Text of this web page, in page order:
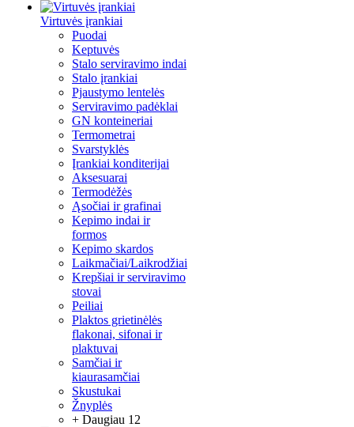
Virtuvės įrankiai
Puodai
Keptuvės
Stalo serviravimo indai
Stalo įrankiai
Pjaustymo lentelės
Serviravimo padėklai
GN konteineriai
Termometrai
Svarstyklės
Įrankiai konditerijai
Aksesuarai
Termodėžės
Ąsočiai ir grafinai
Kepimo indai ir
formos
Kepimo skardos
Laikmačiai/Laikrodžiai
Krepšiai ir serviravimo
stovai
Peiliai
Plaktos grietinėlės
flakonai, sifonai ir
plaktuvai
Samčiai ir
kiaurasamčiai
Skustukai
Žnyplės
+ Daugiau 12